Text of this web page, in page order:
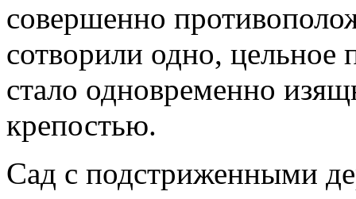
совершенно
сотворили одно, цельное
стало одновременно
крепостью.
Сад с подстриженными